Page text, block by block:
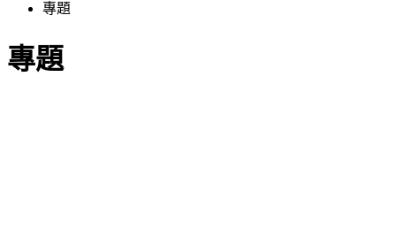
專題
專題